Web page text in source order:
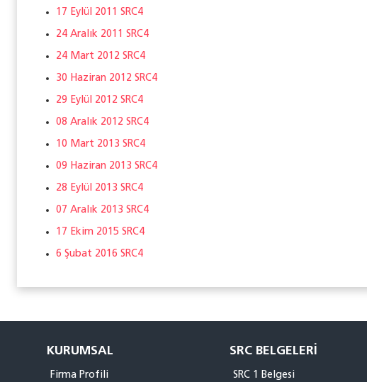
17 Eylül 2011 SRC4
24 Aralık 2011 SRC4
24 Mart 2012 SRC4
30 Haziran 2012 SRC4
29 Eylül 2012 SRC4
08 Aralık 2012 SRC4
10 Mart 2013 SRC4
09 Haziran 2013 SRC4
28 Eylül 2013 SRC4
07 Aralık 2013 SRC4
17 Ekim 2015 SRC4
6 Şubat 2016 SRC4
KURUMSAL
Firma Profili
SRC BELGELERI
SRC 1 Belgesi